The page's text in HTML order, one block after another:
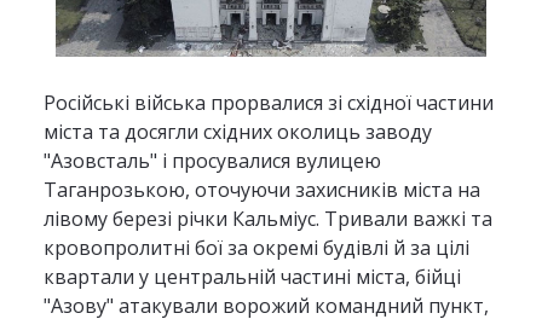
Російські війська прорвалися зі східної частини
міста та досягли східних околиць заводу
"Азовсталь" і просувалися вулицею
Таганрозькою, оточуючи захисників міста на
лівому березі річки Кальміус. Тривали важкі та
кровопролитні бої за окремі будівлі й за цілі
квартали у центральній частині міста, бійці
"Азову" атакували ворожий командний пункт,